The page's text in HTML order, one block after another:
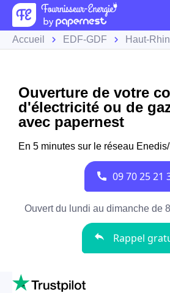
Accueil EDF-GDF Haut-Rhin